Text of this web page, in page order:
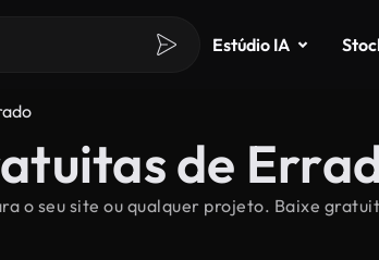
Estúdio IA
de
o seu site ou qualquer projeto. Baixe